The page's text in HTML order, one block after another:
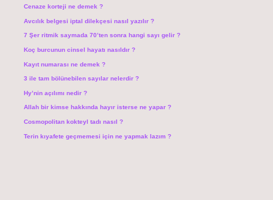
Cenaze korteji ne demek ?
Avcılık belgesi iptal dilekçesi nasıl yazılır ?
7 Şer ritmik saymada 70’ten sonra hangi sayı gelir ?
Koç burcunun cinsel hayatı nasıldır ?
Kayıt numarası ne demek ?
3 ile tam bölünebilen sayılar nelerdir ?
Hy’nin açılımı nedir ?
Allah bir kimse hakkında hayır isterse ne yapar ?
Cosmopolitan kokteyl tadı nasıl ?
Terin kıyafete geçmemesi için ne yapmak lazım ?